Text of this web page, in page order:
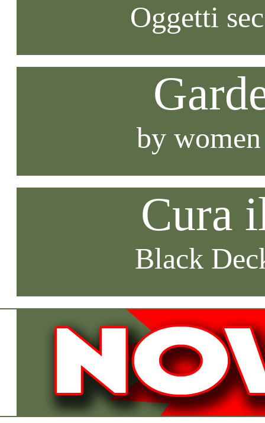
Oggetti
by
Cura
Black